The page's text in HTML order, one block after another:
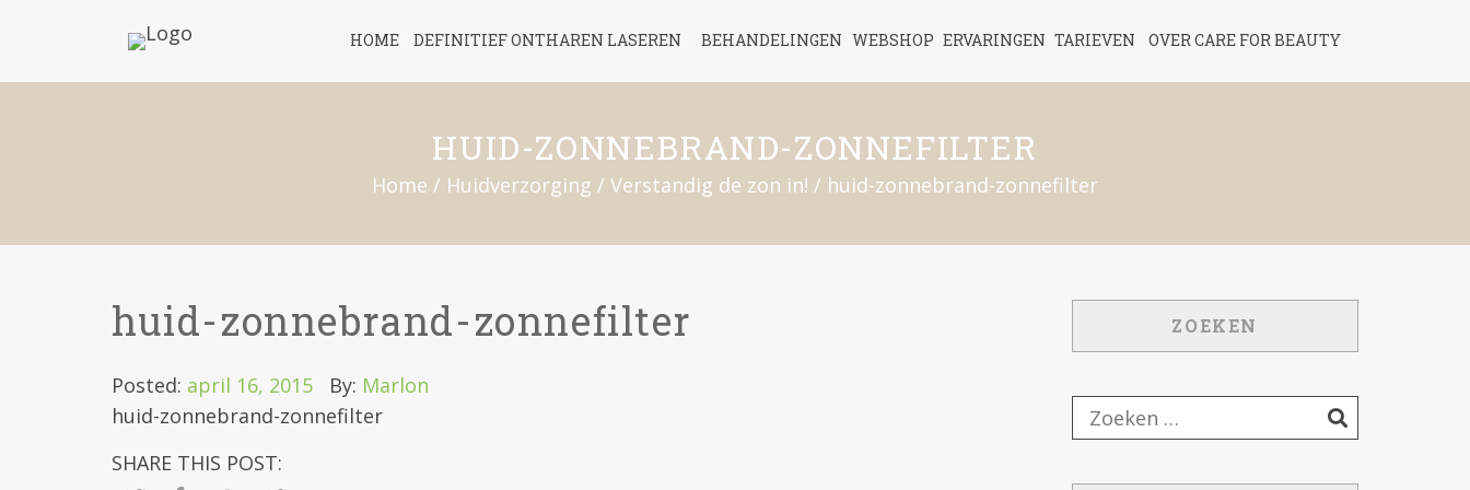
HOME DEFINITIEF ONTHAREN LASEREN BEHANDELINGEN WEBSHOP ERVARINGEN TARIEVEN OVER CARE FOR BEAUTY
HUID-ZONNEBRAND-ZONNEFILTER
Home / Huidverzorging / Verstandig de zon in! / huid-zonnebrand-zonnefilter
huid-zonnebrand-zonnefilter
Posted: april 16, 2015 By: Marlon
huid-zonnebrand-zonnefilter
SHARE THIS POST:
ZOEKEN